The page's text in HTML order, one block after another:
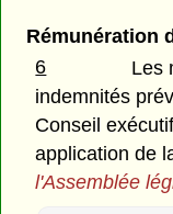
Rémunération
6
Les
indemnités
Conseil
application de
l'Assemblée